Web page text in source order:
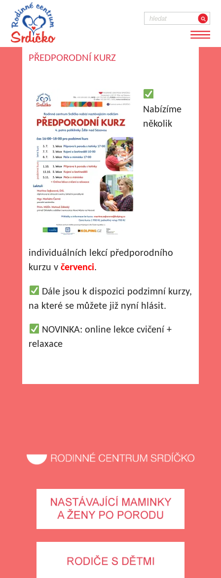
PŘEDPORODNÍ KURZ
Nabízíme
několik
individuálních lekcí předporodního
kurzu včervenci.
Dále jsou k dispozici podzimní kurzy,
na které se můžete již nyní hlásit.
NOVINKA: online lekce cvičení +
relaxace